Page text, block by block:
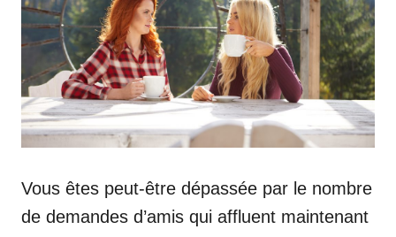
Vous êtes peut-être dépassée par le nombre
de demandes d’amis qui affluent maintenant